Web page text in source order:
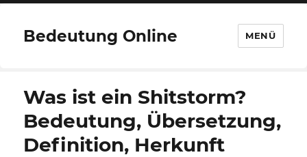
Bedeutung Online MENÜ
Was ist ein Shitstorm?
Bedeutung, Übersetzung,
Definition, Herkunft